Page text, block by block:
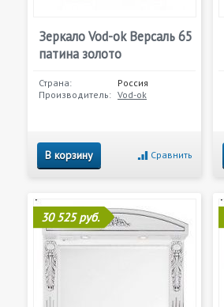
Зеркало Vod-ok Версаль 65
патина золото
Страна:
Россия
Производитель: Vod-ok
В корзину Сравнить
30 525 руб.